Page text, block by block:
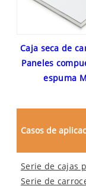
Caja seca de
Paneles
espuma
Casos de
Serie de cajas
Serie de